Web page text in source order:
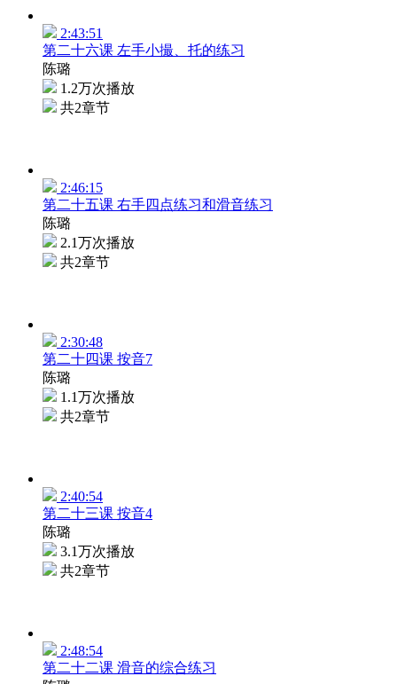
2:43:51
第二十六课 左手小撮、托的练习
陈璐
1.2万次播放
共2章节
2:46:15
第二十五课 右手四点练习和滑音练习
陈璐
2.1万次播放
共2章节
2:30:48
第二十四课 按音7
陈璐
1.1万次播放
共2章节
2:40:54
第二十三课 按音4
陈璐
3.1万次播放
共2章节
2:48:54
第二十二课 滑音的综合练习